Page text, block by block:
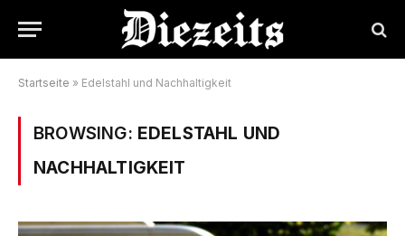
Startseite » Edelstahl und Nachhaltigkeit
BROWSING: EDELSTAHL UND
NACHHALTIGKEIT